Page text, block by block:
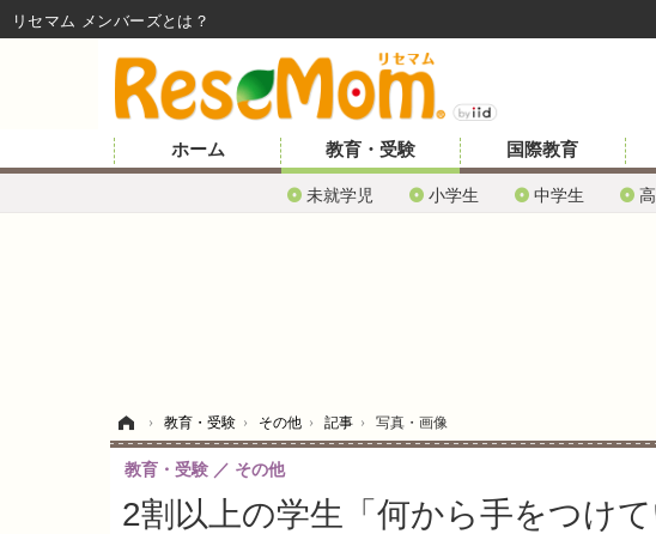
ホーム 教育・受験
未就学児 小学生 中学生
国際教育
› 教育・受験 › その他 › 記事 › 写真・画像
2割以上の学生「何から手をつけ
教育・受験 その他
リセマム メンバーズ